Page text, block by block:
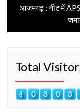
आजमगढ़ : नीट में
Total